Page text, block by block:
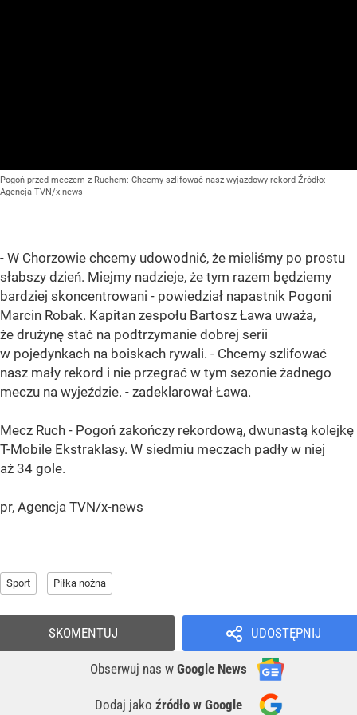
Pogoń przed meczem z Ruchem: Chcemy szlifować nasz wyjazdowy rekord Źródło:
Agencja TVN/x-news
- W Chorzowie chcemy udowodnić, że mieliśmy po prostu
słabszy dzień. Miejmy nadzieje, że tym razem będziemy
bardziej skoncentrowani - powiedział napastnik Pogoni
Marcin Robak. Kapitan zespołu Bartosz Ława uważa,
że drużynę stać na podtrzymanie dobrej serii
w pojedynkach na boiskach rywali. - Chcemy szlifować
nasz mały rekord i nie przegrać w tym sezonie żadnego
meczu na wyjeździe. - zadeklarował Ława.
Mecz Ruch - Pogoń zakończy rekordową, dwunastą kolejkę
T-Mobile Ekstraklasy. W siedmiu meczach padły w niej
aż 34 gole.
pr, Agencja TVN/x-news
Sport Piłka nożna
UDOSTĘPNIJ
Obserwuj nas w Google News
Dodaj jako źródło w Google
SKOMENTUJ